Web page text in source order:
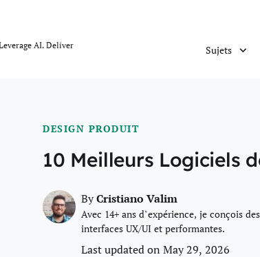
AI. Deliver
Sujets
DESIGN PRODUIT
10 Meilleurs Logiciels
ByCristiano Valim
Avec 14+ ans d’expérience, je conçois des
interfaces UX/UI et performantes.
Last updated on May 29, 2026